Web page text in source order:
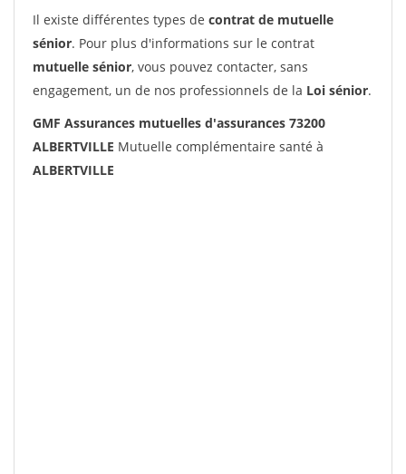
Il existe différentes types de contrat de mutuelle
sénior. Pour plus d'informations sur le contrat
mutuelle sénior, vous pouvez contacter, sans
engagement, un de nos professionnels de la Loi sénior.
GMF Assurances mutuelles d'assurances 73200
ALBERTVILLE Mutuelle complémentaire santé à
ALBERTVILLE